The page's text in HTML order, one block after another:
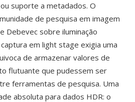
suporte a metadados. O
de pesquisa em imagem
Debevec sobre iluminação
em light stage exigia uma
de armazenar valores de
flutuante que pudessem ser
ferramentas de pesquisa. Uma
absoluta para dados HDR: o